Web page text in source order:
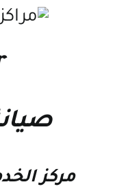
goldstar
مركز